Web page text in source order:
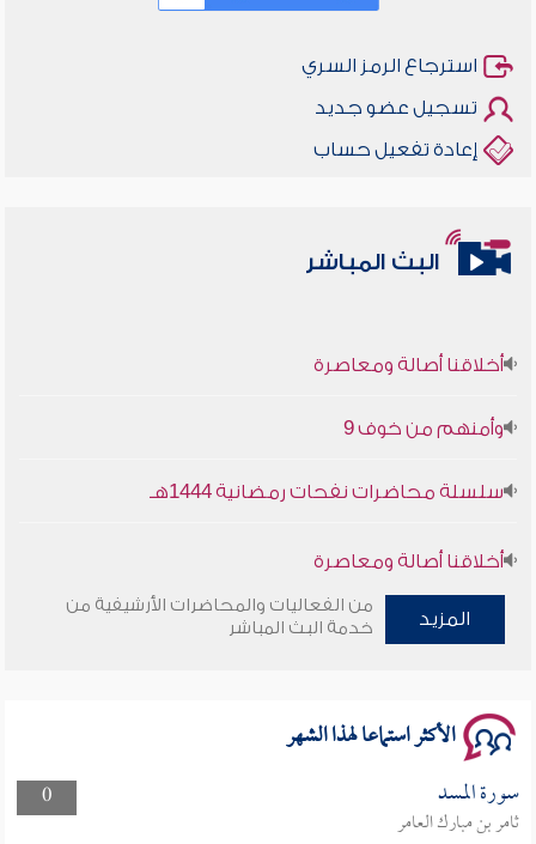
استرجاع الرمز السري
تسجيل عضو جديد
إعادة تفعيل حساب
البث المباشر
أخلاقنا أصالة ومعاصرة
وأمنهم من خوف 9
سلسلة محاضرات نفحات رمضانية 1444هـ
أخلاقنا أصالة ومعاصرة
وأمنهم من خوف 9
المزيد
من الفعاليات والمحاضرات الأرشيفية من
خدمة البث المباشر
الأكثر استماعا لهذا الشهر
0 سورة المسد
ثامر بن مبارك العامر